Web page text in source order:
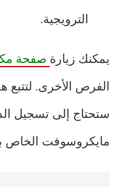
الترويجية.
يمكنك زيارة صفحة
الفرص الأخرى.
ستحتاج إلى تسجيل
مايكروسوفت الخاص